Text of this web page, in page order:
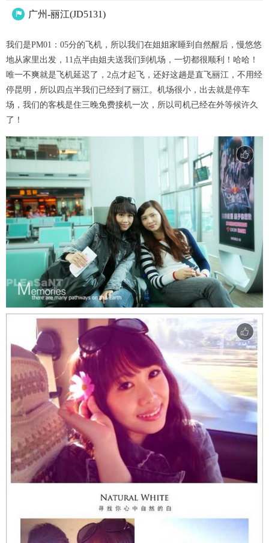
 广州-丽江(JD5131)
我们是PM01：05分的飞机，所以我们在姐姐家睡到自然醒后，慢悠悠
地从家里出发，11点半由姐夫送我们到机场，一切都很顺利！哈哈！
唯一不爽就是飞机延迟了，2点才起飞，还好这趟是直飞丽江，不用经
停昆明，所以四点半我们已经到了丽江。机场很小，出去就是停车
场，我们的客栈是住三晚免费接机一次，所以司机已经在外等候许久
了！